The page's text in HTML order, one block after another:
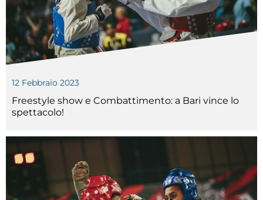
Links
Mappa del sito
Photogallery
Videogallery
Cookie policy
Cerca
Feed
Dove siamo
12 Febbraio 2023
Freestyle show e Combattimento: a Bari vince lo
spettacolo!